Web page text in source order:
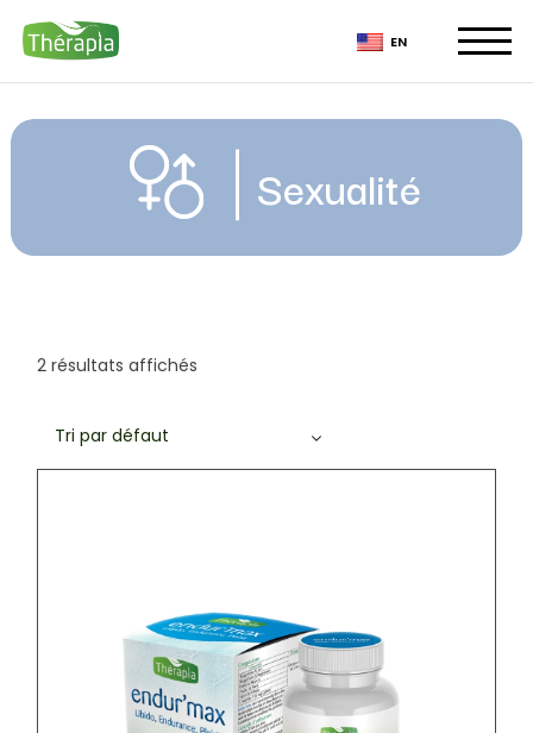
the
content
EN
Sexualité
2 résultats affichés
Tri par défaut